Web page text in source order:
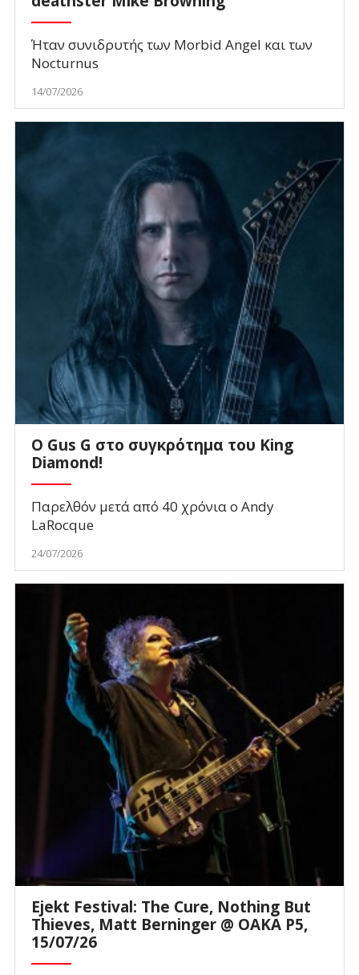
Ήταν συνιδρυτής των Morbid Angel και των
Nocturnus
14/07/2026
O Gus G στο συγκρότημα του King
Diamond!
Παρελθόν μετά από 40 χρόνια ο Andy
LaRocque
24/07/2026
Ejekt Festival: The Cure, Nothing But
Thieves, Matt Berninger @ ΟΑΚΑ P5,
15/07/26